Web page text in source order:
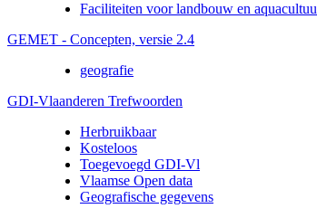
Faciliteiten voor landbouw en
GEMET - Concepten, versie 2.4
geografie
GDI-Vlaanderen Trefwoorden
Herbruikbaar
Kosteloos
Toegevoegd GDI-Vl
Vlaamse Open data
Geografische gegevens